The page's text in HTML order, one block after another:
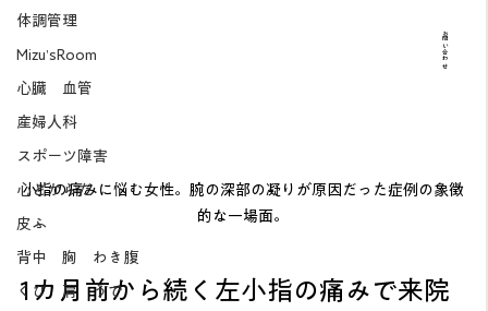
体調管理
Mizu’sRoom
心臓 血管
産婦人科
スポーツ障害
心とからだ
皮ふ
背中 胸 わき腹
くび 肩 うで
小指の痛みに悩む女性。腕の深部の凝りが原因だった症例の象徴
的な一場面。
1カ月前から続く左小指の痛みで来院
お問い合わせ